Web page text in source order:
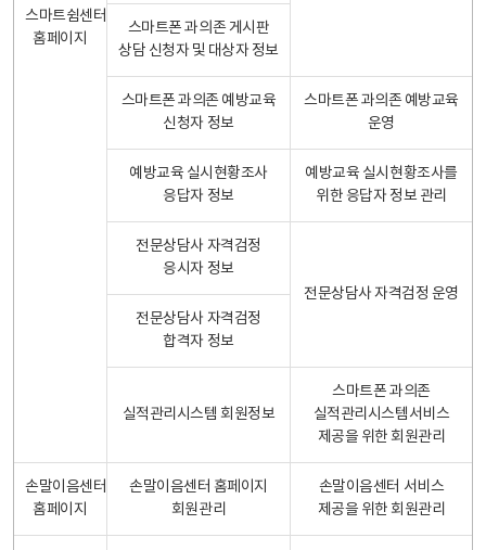
스마트쉼센터
홈페이지
스마트폰 과의존 게시판
상담 신청자 및 대상자 정보
스마트폰 과의존 예방교육
신청자 정보
스마트폰 과의존 예방교육
운영
예방교육 실시현황조사
응답자 정보
예방교육 실시현황조사를
위한 응답자 정보 관리
전문상담사 자격검정
응시자 정보
전문상담사 자격검정 운영
전문상담사 자격검정
합격자 정보
실적관리시스템 회원정보
스마트폰 과의존
실적관리시스템서비스
제공을 위한 회원관리
손말이음센터
홈페이지
손말이음센터 홈페이지
회원관리
손말이음센터 서비스
제공을 위한 회원관리